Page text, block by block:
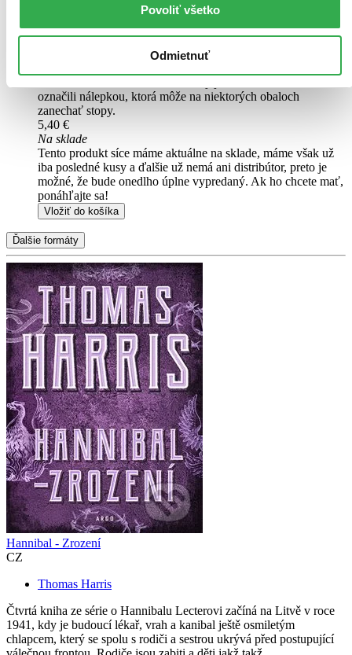
Povoliť všetko
Odmietnuť
mierne opotrebovaná
Túto knihu sme vykúpili cezKnihovrátoka je mierne
Na tejto knihe už síce poznať, že ju niekto
označili nálepkou, ktorá môže na niektorých obaloch
zanechať stopy.
5,40 €
Na sklade
Tento produkt síce máme aktuálne na sklade, máme však už
iba posledné kusy a ďalšie už nemá ani distribútor, preto je
možné, že bude onedlho úplne vypredaný. Ak ho chcete mať,
ponáhľajte sa!
Vložiť do košíka
Ďalšie formáty
Hannibal - Zrození
CZ
Thomas Harris
Čtvrtá kniha ze série o Hannibalu Lecterovi začíná na Litvě v roce
1941, kdy je budoucí lékař, vrah a kanibal ještě osmiletým
chlapcem, který se spolu s rodiči a sestrou ukrývá před postupující